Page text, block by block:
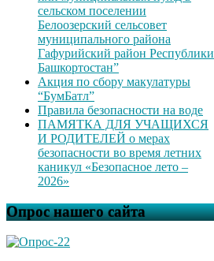
сельском поселении
Белоозерский сельсовет
муниципального района
Гафурийский район Республики
Башкортостан”
Акция по сбору макулатуры
“БумБатл”
Правила безопасности на воде
ПАМЯТКА ДЛЯ УЧАЩИХСЯ
И РОДИТЕЛЕЙ о мерах
безопасности во время летних
каникул «Безопасное лето –
2026»
Опрос нашего сайта